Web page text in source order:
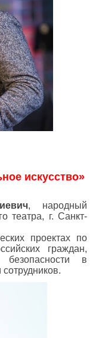
искусство»
, народный
театра, г. Санкт-
проектах по
граждан,
безопасности в